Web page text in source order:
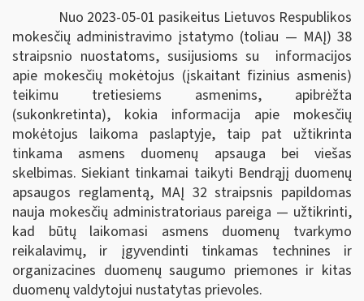
Nuo 2023-05-01 pasikeitus Lietuvos Respublikos
mokesčių administravimo įstatymo (toliau — MAĮ) 38
straipsnio nuostatoms, susijusioms su informacijos
apie mokesčių mokėtojus (įskaitant fizinius asmenis)
teikimu tretiesiems asmenims, apibrėžta
(sukonkretinta), kokia informacija apie mokesčių
mokėtojus laikoma paslaptyje, taip pat užtikrinta
tinkama asmens duomenų apsauga bei viešas
skelbimas. Siekiant tinkamai taikyti Bendrąjį duomenų
apsaugos reglamentą, MAĮ 32 straipsnis papildomas
nauja mokesčių administratoriaus pareiga — užtikrinti,
kad būtų laikomasi asmens duomenų tvarkymo
reikalavimų, ir įgyvendinti tinkamas technines ir
organizacines duomenų saugumo priemones ir kitas
duomenų valdytojui nustatytas prievoles.